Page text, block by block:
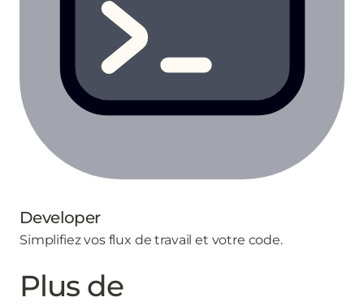
Developer
Simplifiez vos flux de travail et votre code.
Plus de